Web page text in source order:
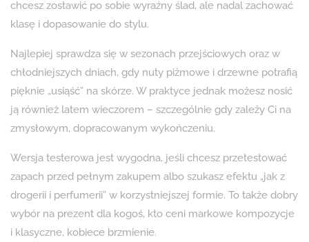
chcesz zostawić po sobie wyraźny ślad, ale nadal zachować
klasę i dopasowanie do stylu.
Najlepiej sprawdza się w sezonach przejściowych oraz w
chłodniejszych dniach, gdy nuty piżmowe i drzewne potrafią
pięknie „usiąść” na skórze. W praktyce jednak możesz nosić
ją również latem wieczorem – szczególnie gdy zależy Ci na
zmysłowym, dopracowanym wykończeniu.
Wersja testerowa jest wygodna, jeśli chcesz przetestować
zapach przed pełnym zakupem albo szukasz efektu „jak z
drogerii i perfumerii” w korzystniejszej formie. To także dobry
wybór na prezent dla kogoś, kto ceni markowe kompozycje
i klasyczne, kobiece brzmienie.